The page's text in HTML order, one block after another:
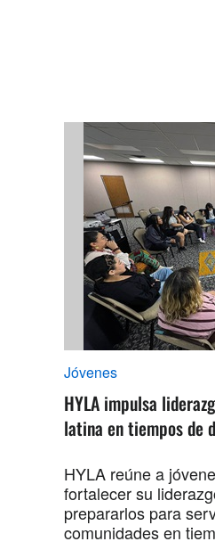
Jóvenes
HYLA impulsa
latina en tiempos de
HYLA reúne a
fortalecer su
prepararlos para
comunidades en